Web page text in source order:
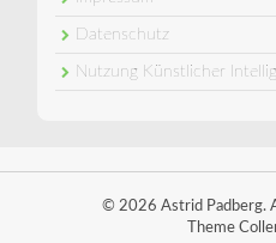
Datenschutz
Nutzung Künstlicher
© 2026 Astrid Padberg.
Theme